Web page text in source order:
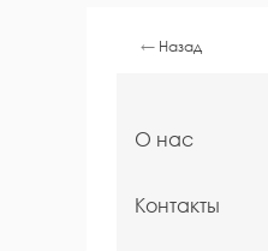
← Назад
О нас
Контакты